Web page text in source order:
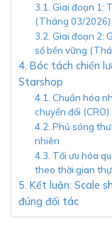
3.1. Giai đoạn 1:
(Tháng 03/2026)
3.2. Giai đoạn 2:
số bền vững
4. Bóc tách chiến
Starshop
4.1. Chuẩn hóa
chuyển đổi (CRO)
4.2. Phủ sóng
nhiên
4.3. Tối ưu hóa
theo thời gian
5. Kết luận: Scale
đúng đối tác